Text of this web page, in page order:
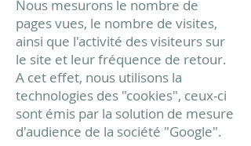
Nous mesurons le nombre de
pages vues, le nombre de visites,
ainsi que l'activité des visiteurs sur
le site et leur fréquence de retour.
A cet effet, nous utilisons la
technologies des "cookies", ceux-ci
sont émis par la solution de mesure
d'audience de la société "Google".